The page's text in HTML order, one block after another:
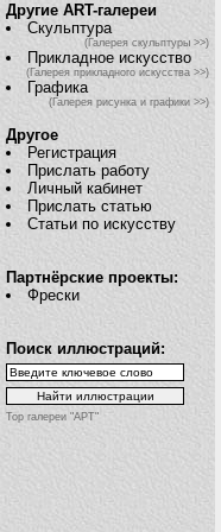
Другие ART-галереи
Скульптура
(Галерея скульптуры >>)
Прикладное искусство
(Галерея прикладного искусства >>)
Графика
(Галерея рисунка и графики >>)
Другое
Регистрация
Прислать работу
Личный кабинет
Прислать статью
Статьи по искусству
Партнёрские проекты:
Фрески
Поиск иллюстраций:
Top галереи "АРТ"